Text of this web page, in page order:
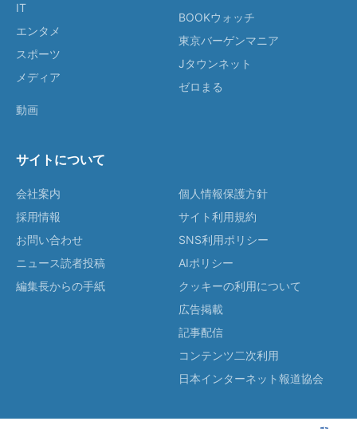
IT
エンタメ
スポーツ
メディア
動画
BOOKウォッチ
東京バーゲンマニア
Jタウンネット
ゼロまる
サイトについて
会社案内
採用情報
お問い合わせ
ニュース読者投稿
編集長からの手紙
個人情報保護方針
サイト利用規約
SNS利用ポリシー
AIポリシー
クッキーの利用について
広告掲載
記事配信
コンテンツ二次利用
日本インターネット報道協会